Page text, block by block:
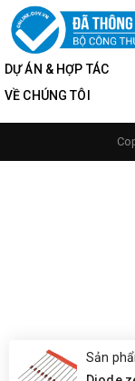
DỰ ÁN & HỢP TÁC
VỀ CHÚNG TÔI
Sản